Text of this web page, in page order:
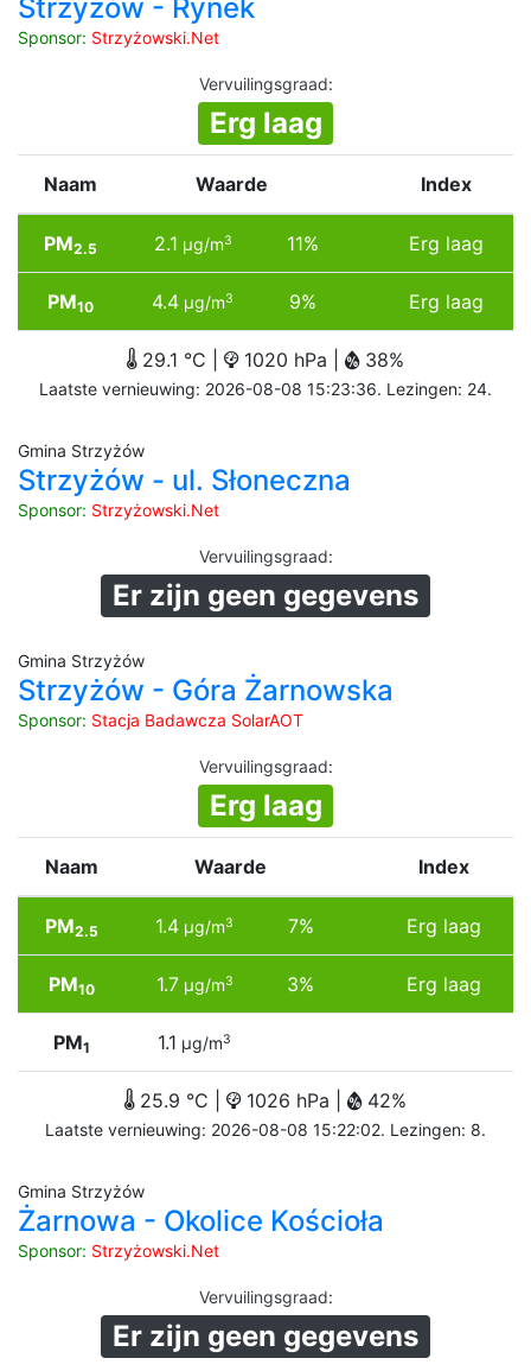
Strzyżów - Rynek
Sponsor: Strzyżowski.Net
Vervuilingsgraad:
Erg laag
Naam Waarde Index
PM2.5 2.1 µg/m3 11% Erg laag
PM10 4.4 µg/m3 9% Erg laag
29.1 °C | 1020 hPa | 38%
Laatste vernieuwing: 2026-08-08 15:23:36. Lezingen: 24.
Gmina Strzyżów
Strzyżów - ul. Słoneczna
Sponsor: Strzyżowski.Net
Vervuilingsgraad:
Er zijn geen gegevens
Gmina Strzyżów
Strzyżów - Góra Żarnowska
Sponsor: Stacja Badawcza SolarAOT
Vervuilingsgraad:
Erg laag
Naam Waarde Index
PM2.5 1.4 µg/m3 7% Erg laag
PM10 1.7µg/m3 3% Erg laag
PM1 1.1 µg/m3
25.9 °C | 1026 hPa | 42%
Laatste vernieuwing: 2026-08-08 15:22:02. Lezingen: 8.
Gmina Strzyżów
Żarnowa - Okolice Kościoła
Sponsor: Strzyżowski.Net
Vervuilingsgraad:
Er zijn geen gegevens